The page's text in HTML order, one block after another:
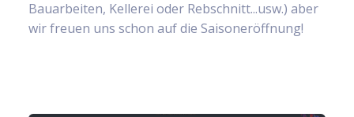
Bauarbeiten, Kellerei oder Rebschnitt...usw.) aber
wir freuen uns schon auf die Saisoneröffnung!